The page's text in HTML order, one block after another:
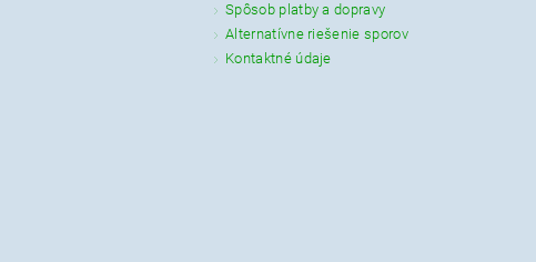
Spôsob platby a dopravy
Alternatívne riešenie sporov
Kontaktné údaje